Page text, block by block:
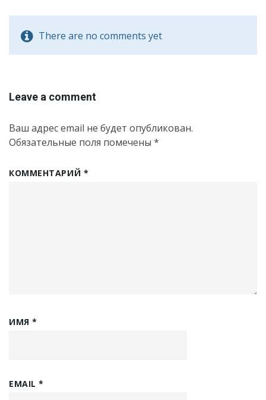
There are no comments yet
Leave a comment
Ваш адрес email не будет опубликован.
Обязательные поля помечены *
КОММЕНТАРИЙ *
ИМЯ*
EMAIL*